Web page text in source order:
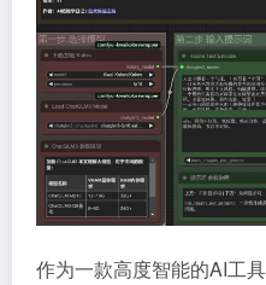
作为一款高度智能的AI工